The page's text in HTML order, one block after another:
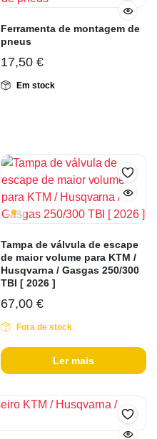
Ferramenta de montagem de
pneus
17,50 €
Em stock
Tampa de válvula de escape
de maior volume para KTM /
Husqvarna / Gasgas 250/300
TBI [ 2026 ]
67,00 €
Fora de stock
Ler mais